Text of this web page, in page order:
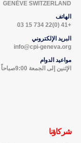
GENÈVE SWITZERLAND
الهاتف
+41 (0)22 734 15 03
البريد الإلكتروني
info@cpi-geneva.org
مواعيد الدوام
الإثنين إلى الجمعة 9:00صباحاً - 5:00مساءاً
شركاؤنا